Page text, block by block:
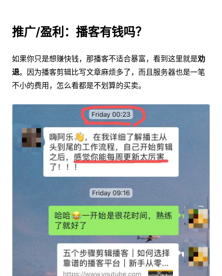
推广/盈利：播客有钱吗？
如果你只是想赚快钱，那播客不适合暴富，看到这里就是劝
退。因为播客剪辑比写文章麻烦多了，而且服务器也是一笔
不小的费用，怎么看都是不划算的买卖。